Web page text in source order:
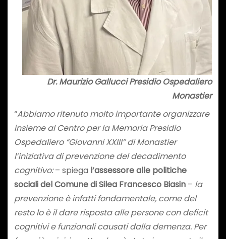
Dr. Maurizio Gallucci Presidio Ospedaliero
Monastier
“Abbiamo ritenuto molto importante organizzare
insieme al Centro per la Memoria Presidio
Ospedaliero “Giovanni XXIII” di Monastier
l’iniziativa di prevenzione del decadimento
cognitivo:– spiega l’assessore alle politiche
sociali del Comune di Silea Francesco Biasin– la
prevenzione è infatti fondamentale, come del
resto lo è il dare risposta alle persone con deficit
cognitivi e funzionali causati dalla demenza. Per